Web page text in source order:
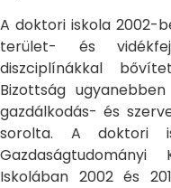
A doktori iskola 2002-
terület- és
diszciplínákkal
Bizottság
gazdálkodás- és
sorolta. A doktori
Iskolában 2002 és